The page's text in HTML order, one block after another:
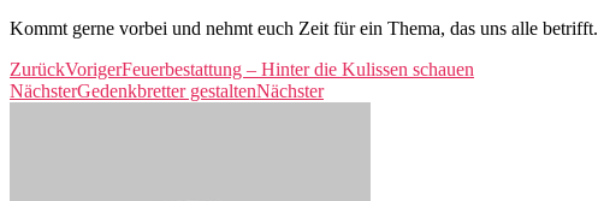
Kommt gerne vorbei und nehmt euch Zeit für ein Thema, das uns alle betrifft.
ZurückVorigerFeuerbestattung – Hinter die Kulissen schauen
NächsterGedenkbretter gestaltenNächster